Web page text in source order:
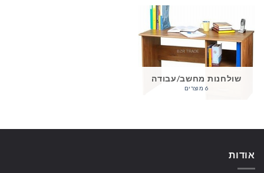
שולחנות מחשב/עבודה
6 מוצרים
אודות